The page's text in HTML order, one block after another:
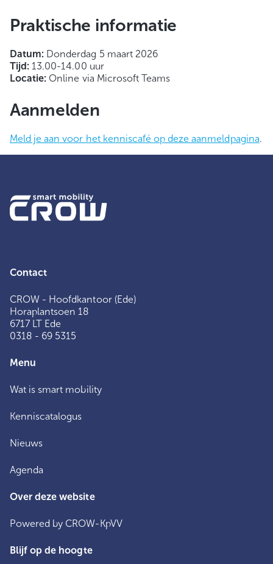
Praktische informatie
Datum: Donderdag 5 maart 2026
Tijd: 13.00-14.00 uur
Locatie: Online via Microsoft Teams
Aanmelden
Meld je aan voor het kenniscafé op deze aanmeldpagina.
Contact
CROW - Hoofdkantoor (Ede)
Horaplantsoen 18
6717 LT Ede
0318 - 69 5315
Menu
Wat is smart mobility
Kenniscatalogus
Nieuws
Agenda
Over deze website
Powered by CROW-KpVV
Blijf op de hoogte